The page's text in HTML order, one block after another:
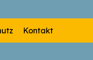
Kontakt